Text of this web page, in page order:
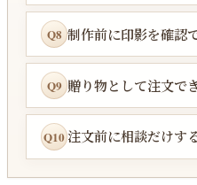
Q8 制作前に印影を確認
Q9 贈り物として注文で
Q10 注文前に相談だけす